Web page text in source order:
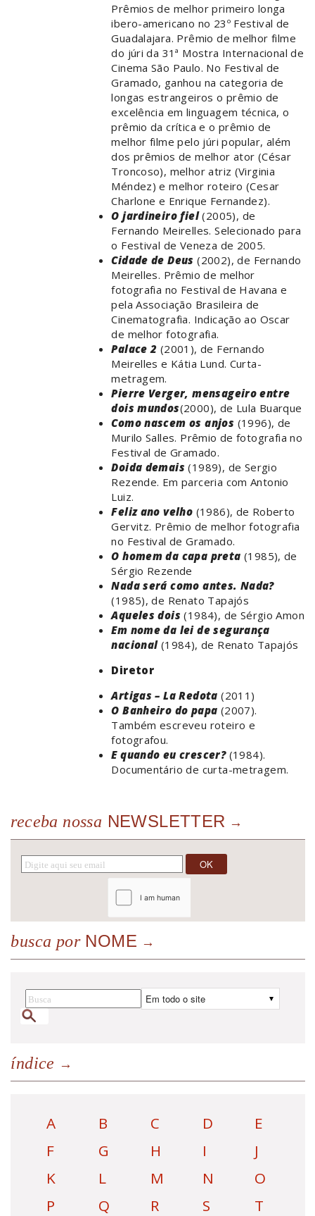
Prêmios de melhor primeiro longa
ibero-americano no 23º Festival de
Guadalajara. Prêmio de melhor filme
do júri da 31ª Mostra Internacional de
Cinema São Paulo. No Festival de
Gramado, ganhou na categoria de
longas estrangeiros o prêmio de
excelência em linguagem técnica, o
prêmio da crítica e o prêmio de
melhor filme pelo júri popular, além
dos prêmios de melhor ator (César
Troncoso), melhor atriz (Virginia
Méndez) e melhor roteiro (Cesar
Charlone e Enrique Fernandez).
O jardineiro fiel(2005), de
Fernando Meirelles. Selecionado para
o Festival de Veneza de 2005.
Cidade de Deus (2002), de Fernando
Meirelles. Prêmio de melhor
fotografia no Festival de Havana e
pela Associação Brasileira de
Cinematografia. Indicação ao Oscar
de melhor fotografia.
Palace 2 (2001), de Fernando
Meirelles e Kátia Lund. Curta-
metragem.
Pierre Verger, mensageiro entre
dois mundos(2000), de Lula Buarque
Como nascem os anjos (1996), de
Murilo Salles. Prêmio de fotografia no
Festival de Gramado.
Doida demais (1989), de Sergio
Rezende. Em parceria com Antonio
Luiz.
Feliz ano velho (1986), de Roberto
Gervitz. Prêmio de melhor fotografia
no Festival de Gramado.
O homem da capa preta (1985), de
Sérgio Rezende
Nada será como antes. Nada?
(1985), de Renato Tapajós
Aqueles dois (1984), de Sérgio Amon
Em nome da lei de segurança
nacional(1984), de Renato Tapajós
Diretor
Artigas – La Redota (2011)
O Banheiro do papa (2007).
Também escreveu roteiro e
fotografou.
E quando eu crescer?(1984).
Documentário de curta-metragem.
receba nossa NEWSLETTER
busca porNOME
índice
A B C D
E
F
G H I
J
K
L M N
O
P
Q R S
T